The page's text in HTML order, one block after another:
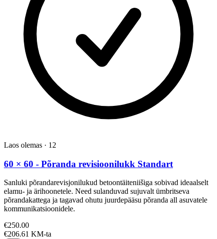
Laos olemas · 12
60 × 60 - Põranda revisioonilukk Standart
Sanluki põrandarevisjonilukud betoontäiteniišiga sobivad ideaalselt
elamu- ja ärihoonetele. Need sulanduvad sujuvalt ümbritseva
põrandakattega ja tagavad ohutu juurdepääsu põranda all asuvatele
kommunikatsioonidele.
€250.00
€206.61 KM-ta